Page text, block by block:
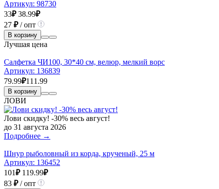
Артикул: 98730
33₽ 38.99₽
27 ₽/ опт
В корзину
Лучшая цена
Салфетка ЧИ100, 30*40 см, велюр, мелкий ворс
Артикул: 136839
79.99₽111.99
В корзину
ЛОВИ
Лови скидку! -30% весь август!
до 31 августа 2026
Подробнее →
Шнур рыболовный из корда, крученый, 25 м
Артикул: 136452
101₽ 119.99₽
83 ₽/ опт